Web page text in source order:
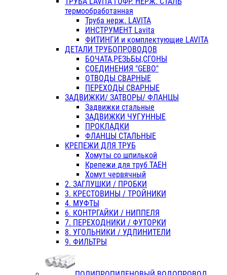
термообработанная
Труба нерж. LAVITA
ИНСТРУМЕНТ Lavita
ФИТИНГИ и комплектующие LAVITA
ДЕТАЛИ ТРУБОПРОВОДОВ
БОЧАТА,РЕЗЬБЫ,СГОНЫ
СОЕДИНЕНИЯ "GEBO"
ОТВОДЫ СВАРНЫЕ
ПЕРЕХОДЫ СВАРНЫЕ
ЗАДВИЖКИ/ ЗАТВОРЫ/ ФЛАНЦЫ
Задвижки стальные
ЗАДВИЖКИ ЧУГУННЫЕ
ПРОКЛАДКИ
ФЛАНЦЫ СТАЛЬНЫЕ
КРЕПЕЖИ ДЛЯ ТРУБ
Хомуты со шпилькой
Крепежи для труб ТАЕН
Хомут червячный
2. ЗАГЛУШКИ / ПРОБКИ
3. КРЕСТОВИНЫ / ТРОЙНИКИ
4. МУФТЫ
6. КОНТРГАЙКИ / НИППЕЛЯ
7. ПЕРЕХОДНИКИ / ФУТОРКИ
8. УГОЛЬНИКИ / УДЛИНИТЕЛИ
9. ФИЛЬТРЫ